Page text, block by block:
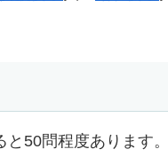
50問程度あります。